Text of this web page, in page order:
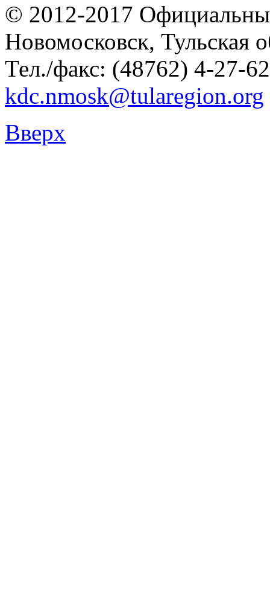
© 2012-2017
Новомосковск, Тульская
Тел./факс: (48762) 4-27-
kdc.nmosk@tularegion.org
Вверх